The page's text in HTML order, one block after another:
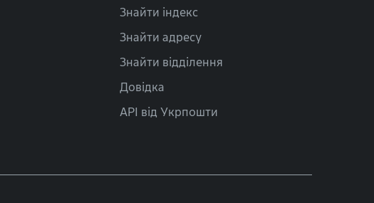
Знайти індекс
Знайти адресу
Знайти відділення
Довідка
API від Укрпошти